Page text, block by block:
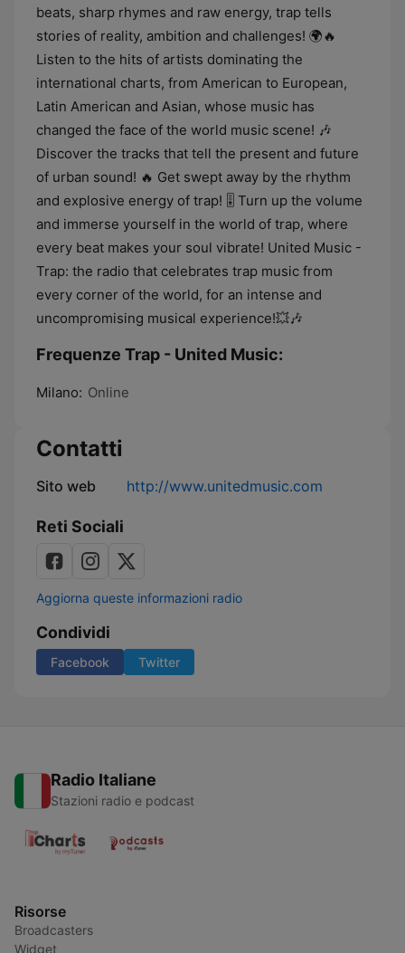
beats, sharp rhymes and raw energy, trap tells
stories of reality, ambition and challenges! 🌍🔥
Listen to the hits of artists dominating the
international charts, from American to European,
Latin American and Asian, whose music has
changed the face of the world music scene! 🎶
Discover the tracks that tell the present and future
of urban sound! 🔥 Get swept away by the rhythm
and explosive energy of trap! 🎚️ Turn up the volume
and immerse yourself in the world of trap, where
every beat makes your soul vibrate! United Music -
Trap: the radio that celebrates trap music from
every corner of the world, for an intense and
uncompromising musical experience!💥🎶
Frequenze Trap - United Music:
Milano: Online
Contatti
Sito web http://www.unitedmusic.com
Reti Sociali
Aggiorna queste informazioni radio
Condividi
Facebook Twitter
Radio Italiane
Stazioni radio e podcast
Risorse
Broadcasters
Widget